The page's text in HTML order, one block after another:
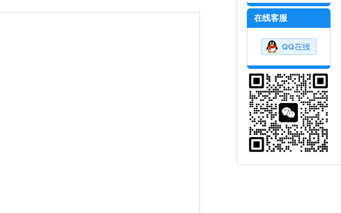
在线客服